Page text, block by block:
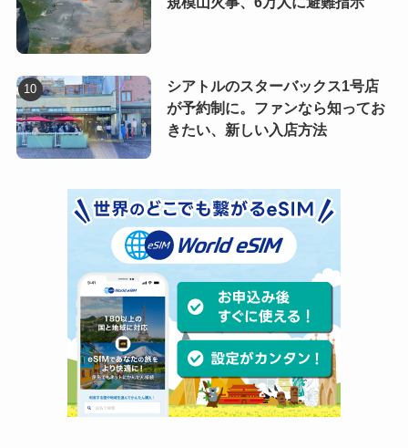
シアトルのスターバックス1号店
が予約制に。ファンなら知ってお
きたい、新しい入店方法